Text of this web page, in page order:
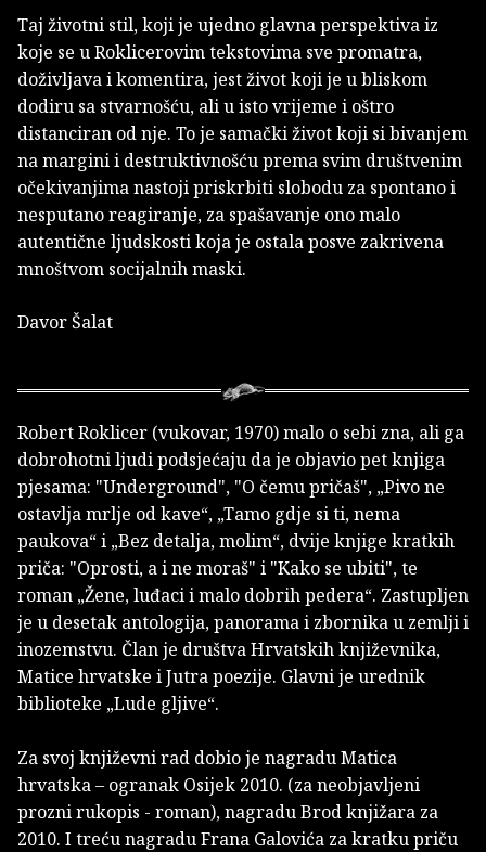
Taj životni stil, koji je ujedno glavna perspektiva iz
koje se u Roklicerovim tekstovima sve promatra,
doživljava i komentira, jest život koji je u bliskom
dodiru sa stvarnošću, ali u isto vrijeme i oštro
distanciran od nje. To je samački život koji si bivanjem
na margini i destruktivnošću prema svim društvenim
očekivanjima nastoji priskrbiti slobodu za spontano i
nesputano reagiranje, za spašavanje ono malo
autentične ljudskosti koja je ostala posve zakrivena
mnoštvom socijalnih maski.
Davor Šalat
Robert Roklicer (vukovar, 1970) malo o sebi zna, ali ga
dobrohotni ljudi podsjećaju da je objavio pet knjiga
pjesama: "Underground", "O čemu pričaš", „Pivo ne
ostavlja mrlje od kave“, „Tamo gdje si ti, nema
paukova“ i „Bez detalja, molim“, dvije knjige kratkih
priča: "Oprosti, a i ne moraš" i "Kako se ubiti", te
roman „Žene, luđaci i malo dobrih pedera“. Zastupljen
je u desetak antologija, panorama i zbornika u zemlji i
inozemstvu. Član je društva Hrvatskih književnika,
Matice hrvatske i Jutra poezije. Glavni je urednik
biblioteke „Lude gljive“.
Za svoj književni rad dobio je nagradu Matica
hrvatska – ogranak Osijek 2010. (za neobjavljeni
prozni rukopis - roman), nagradu Brod knjižara za
2010. I treću nagradu Frana Galovića za kratku priču